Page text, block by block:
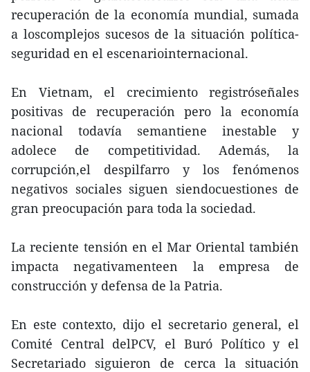
recuperación de la economía mundial, sumada
a loscomplejos sucesos de la situación política-
seguridad en el escenariointernacional.
En Vietnam, el crecimiento registróseñales
positivas de recuperación pero la economía
nacional todavía semantiene inestable y
adolece de competitividad. Además, la
corrupción,el despilfarro y los fenómenos
negativos sociales siguen siendocuestiones de
gran preocupación para toda la sociedad.
La reciente tensión en el Mar Oriental también
impacta negativamenteen la empresa de
construcción y defensa de la Patria.
En este contexto, dijo el secretario general, el
Comité Central delPCV, el Buró Político y el
Secretariado siguieron de cerca la situación